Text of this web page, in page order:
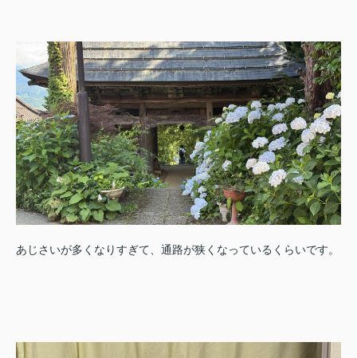
あじさいが多くなりすぎて、通路が狭くなっているくらいです。